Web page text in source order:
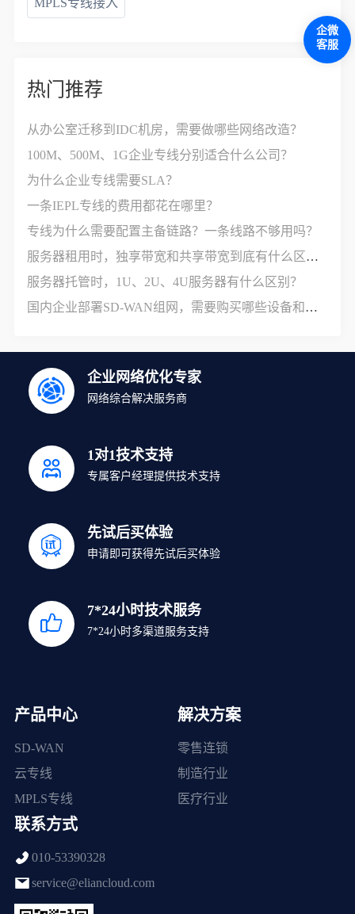
热门推荐
从办公室迁移到IDC机房，需要做哪些网络改造？
100M、500M、1G企业专线分别适合什么公司？
为什么企业专线需要SLA？
一条IEPL专线的费用都花在哪里？
专线为什么需要配置主备链路？一条线路不够用吗？
服务器租用时，独享带宽和共享带宽到底有什么区别？
服务器托管时，1U、2U、4U服务器有什么区别？
国内企业部署SD-WAN组网，需要购买哪些设备和服务？
企业网络优化专家
网络综合解决服务商
1对1技术支持
专属客户经理提供技术支持
先试后买体验
申请即可获得先试后买体验
7*24小时技术服务
7*24小时多渠道服务支持
产品中心
SD-WAN
云专线
MPLS专线
解决方案
零售连锁
制造行业
医疗行业
联系方式
010-53390328
service@eliancloud.com
企微
客服